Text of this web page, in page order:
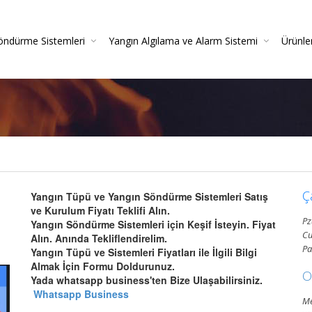
Sistemleri Yangın Algılama ve Alarm Sistemi
Yangın Tüpü ve Yangın Söndürme Sistemleri Satış
ve Kurulum Fiyatı Teklifi Alın.
Yangın Söndürme Sistemleri için Keşif İsteyin. Fiyat
Alın. Anında Tekliflendirelim.
Yangın Tüpü ve Sistemleri Fiyatları ile İlgili Bilgi
Almak İçin Formu Doldurunuz.
Yada whatsapp business'ten Bize Ulaşabilirsiniz.
Whatsapp Business